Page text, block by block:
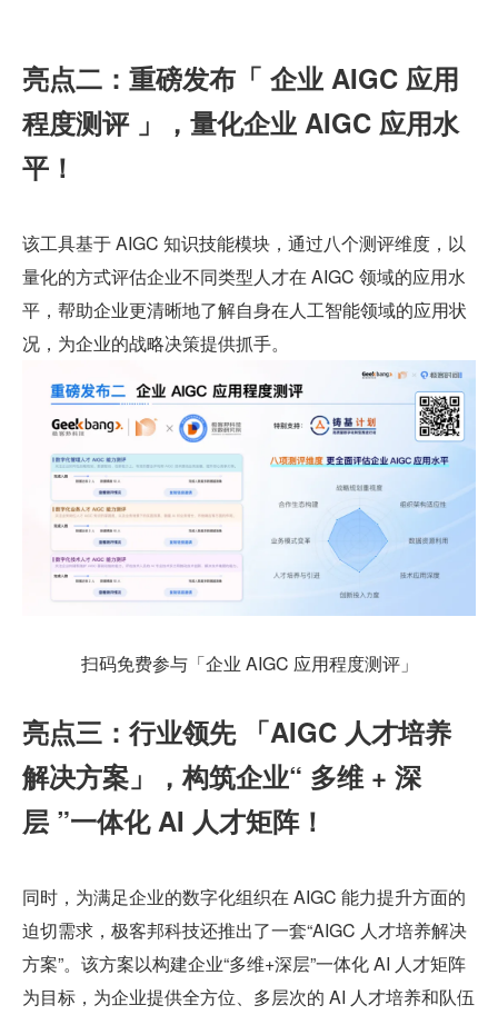
亮点二：重磅发布「 企业 AIGC 应用
程度测评 」，量化企业 AIGC 应用水
平！
该工具基于 AIGC 知识技能模块，通过八个测评维度，以
量化的方式评估企业不同类型人才在 AIGC 领域的应用水
平，帮助企业更清晰地了解自身在人工智能领域的应用状
况，为企业的战略决策提供抓手。
扫码免费参与「企业 AIGC 应用程度测评」
亮点三：行业领先 「AIGC 人才培养
解决方案」，构筑企业“ 多维 + 深
层 ”一体化 AI 人才矩阵！
同时，为满足企业的数字化组织在 AIGC 能力提升方面的
迫切需求，极客邦科技还推出了一套“AIGC 人才培养解决
方案”。该方案以构建企业“多维+深层”一体化 AI 人才矩阵
为目标，为企业提供全方位、多层次的 AI 人才培养和队伍